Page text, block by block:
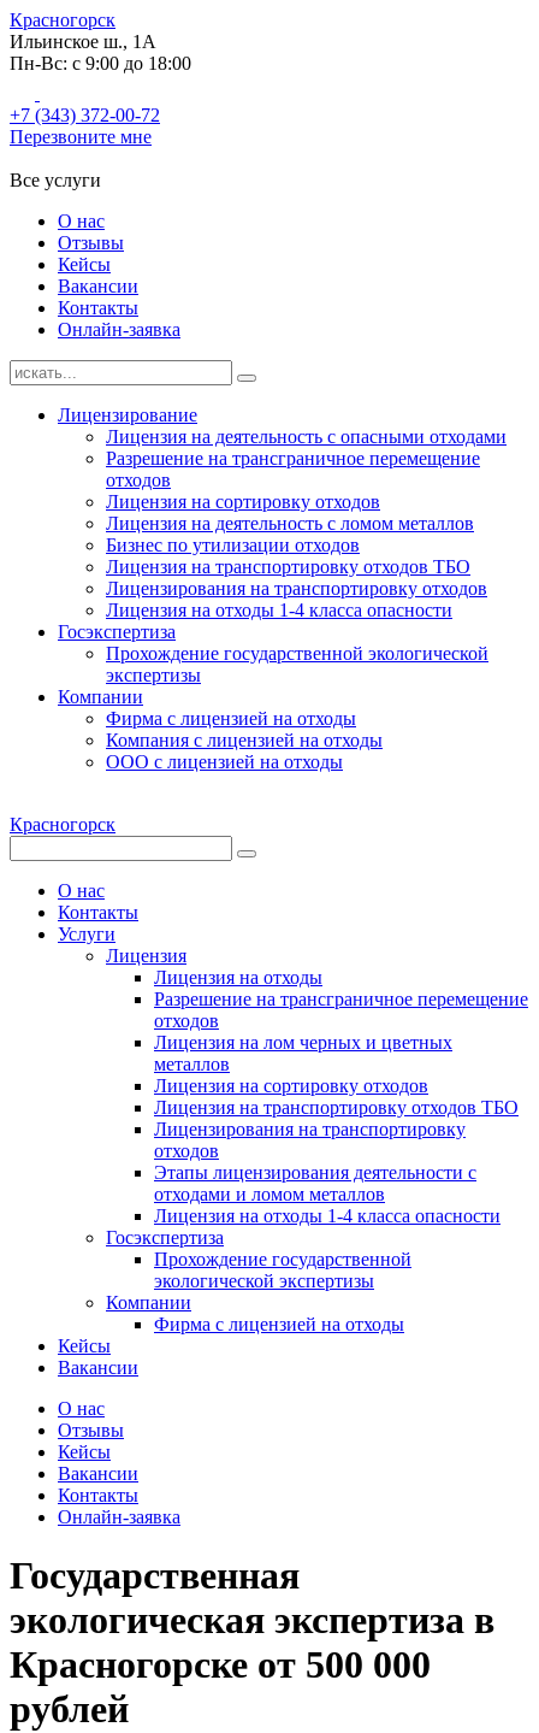
Красногорск
Ильинское ш., 1А
Пн-Вс: с 9:00 до 18:00
+7 (343) 372-00-72
Перезвоните мне
Все услуги
О нас
Отзывы
Кейсы
Вакансии
Контакты
Онлайн-заявка
Лицензирование
Лицензия на деятельность с опасными отходами
Разрешение на трансграничное перемещение
отходов
Лицензия на сортировку отходов
Лицензия на деятельность с ломом металлов
Бизнес по утилизации отходов
Лицензия на транспортировку отходов ТБО
Лицензирования на транспортировку отходов
Лицензия на отходы 1-4 класса опасности
Госэкспертиза
Прохождение государственной экологической
экспертизы
Компании
Фирма с лицензией на отходы
Компания с лицензией на отходы
ООО с лицензией на отходы
Красногорск
О нас
Контакты
Услуги
Лицензия
Лицензия на отходы
Разрешение на трансграничное перемещение
отходов
Лицензия на лом черных и цветных
металлов
Лицензия на сортировку отходов
Лицензия на транспортировку отходов ТБО
Лицензирования на транспортировку
отходов
Этапы лицензирования деятельности с
отходами и ломом металлов
Лицензия на отходы 1-4 класса опасности
Госэкспертиза
Прохождение государственной
экологической экспертизы
Компании
Фирма с лицензией на отходы
Кейсы
Вакансии
О нас
Отзывы
Кейсы
Вакансии
Контакты
Онлайн-заявка
Государственная
экологическая экспертиза в
Красногорске от 500 000
рублей